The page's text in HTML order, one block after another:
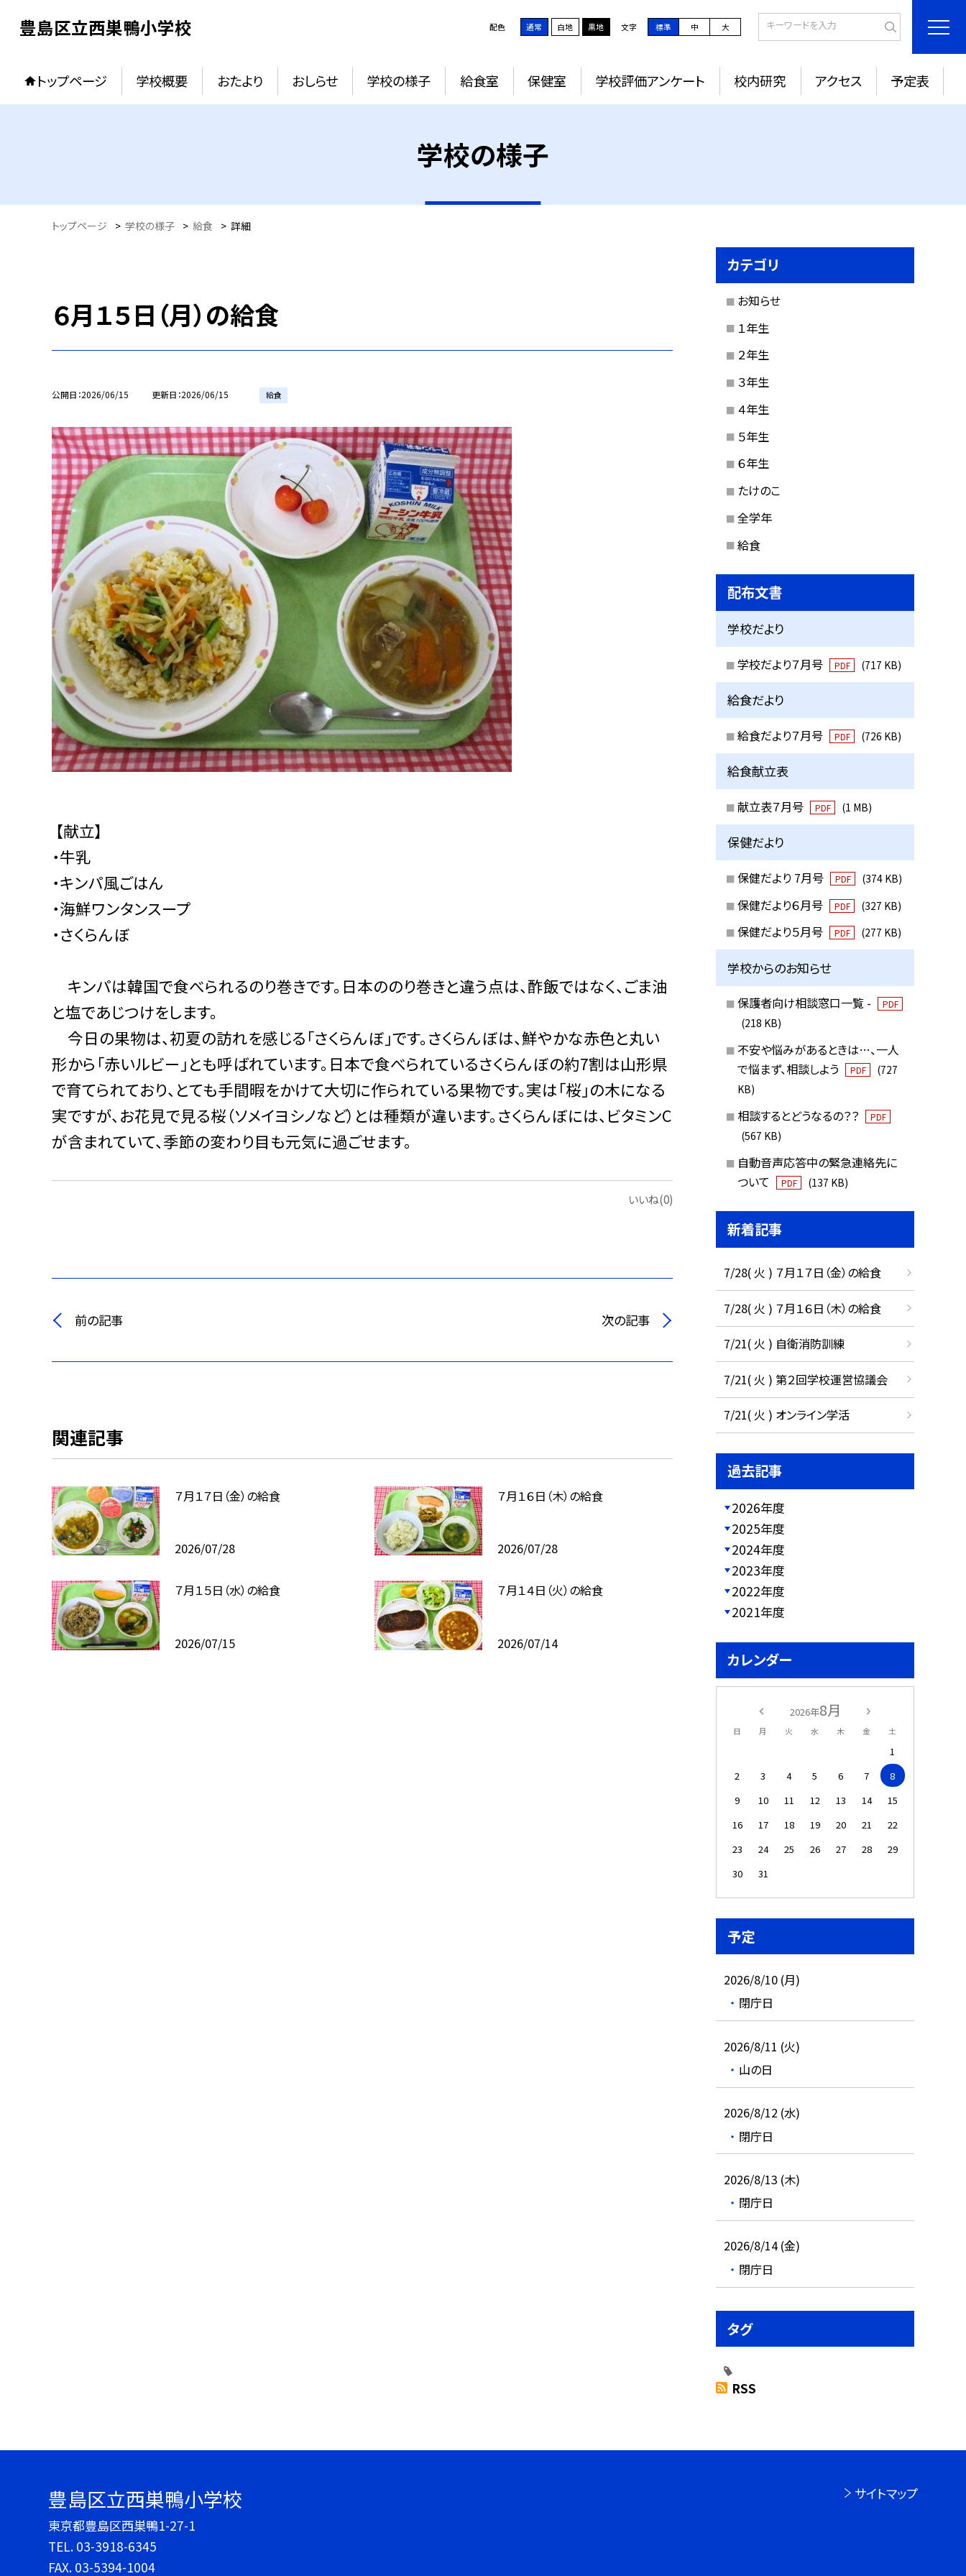
豊島区立西巣鴨小学校 配色 通常 白地 黒地 文字 標準 中 大
トップページ 学校概要 おたより おしらせ 学校の様子 給食室 保健室 学校評価アンケート 校内研究 アクセス 予定表
学校の様子
トップページ > 学校の様子 > 給食 > 詳細
６月１５日（月）の給食
公開日 2026/06/15 更新日 2026/06/15 給食
【献立】
・牛乳
・キンパ風ごはん
・海鮮ワンタンスープ
・さくらんぼ
キンパは韓国で食べられるのり巻きです。日本ののり巻きと違う点は、酢飯ではなく、ごま油
と塩であじつけをします。
今日の果物は、初夏の訪れを感じる「さくらんぼ」です。さくらんぼは、鮮やかな赤色と丸い
形から「赤いルビー」とも呼ばれています。日本で食べられているさくらんぼの約7割は山形県
で育てられており、とても手間暇をかけて大切に作られている果物です。実は「桜」の木になる
実ですが、お花見で見る桜（ソメイヨシノなど）とは種類が違います。さくらんぼには、ビタミンC
が含まれていて、季節の変わり目も元気に過ごせます。
いいね(0)
前の記事 次の記事
関連記事
７月１７日（金）の給食
2026/07/28
７月１６日（木）の給食
2026/07/28
７月１５日（水）の給食
2026/07/15
７月１４日（火）の給食
2026/07/14
カテゴリ
お知らせ
１年生
２年生
３年生
４年生
５年生
６年生
たけのこ
全学年
給食
配布文書
学校だより
学校だより７月号 PDF (717 KB)
給食だより
給食だより７月号 PDF (726 KB)
給食献立表
献立表７月号 PDF (1 MB)
保健だより
保健だより 7月号 PDF (374 KB)
保健だより６月号 PDF (327 KB)
保健だより５月号 PDF (277 KB)
学校からのお知らせ
保護者向け相談窓口一覧 - PDF
(218 KB)
不安や悩みがあるときは…、一人
で悩まず、相談しよう
PDF
(727
KB)
相談するとどうなるの？？ PDF
(567 KB)
自動音声応答中の緊急連絡先に
ついて
PDF (137 KB)
新着記事
7/28( 火 ) ７月１７日（金）の給食
7/28( 火 ) ７月１６日（木）の給食
7/21( 火 ) 自衛消防訓練
7/21( 火 ) 第２回学校運営協議会
7/21( 火 ) オンライン学活
過去記事
2026年度
2025年度
2024年度
2023年度
2022年度
2021年度
カレンダー
2026年8月
日 月 火 水 木 金 土
1
2
3 4 5 6 7
8
9
10 11 12 13 14
15
16
17 18 19 20 21
22
23
24 25 26 27 28
29
30
31
予定
2026/8/10 (月)
閉庁日
2026/8/11 (火)
山の日
2026/8/12 (水)
閉庁日
2026/8/13 (木)
閉庁日
2026/8/14 (金)
閉庁日
タグ
RSS
豊島区立西巣鴨小学校
東京都豊島区西巣鴨1-27-1
TEL. 03-3918-6345
FAX. 03-5394-1004
サイトマップ